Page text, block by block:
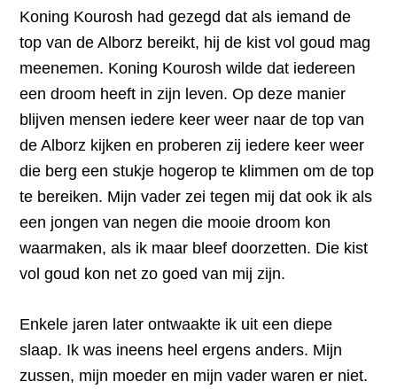
Koning Kourosh had gezegd dat als iemand de
top van de Alborz bereikt, hij de kist vol goud mag
meenemen. Koning Kourosh wilde dat iedereen
een droom heeft in zijn leven. Op deze manier
blijven mensen iedere keer weer naar de top van
de Alborz kijken en proberen zij iedere keer weer
die berg een stukje hogerop te klimmen om de top
te bereiken. Mijn vader zei tegen mij dat ook ik als
een jongen van negen die mooie droom kon
waarmaken, als ik maar bleef doorzetten. Die kist
vol goud kon net zo goed van mij zijn.
Enkele jaren later ontwaakte ik uit een diepe
slaap. Ik was ineens heel ergens anders. Mijn
zussen, mijn moeder en mijn vader waren er niet.